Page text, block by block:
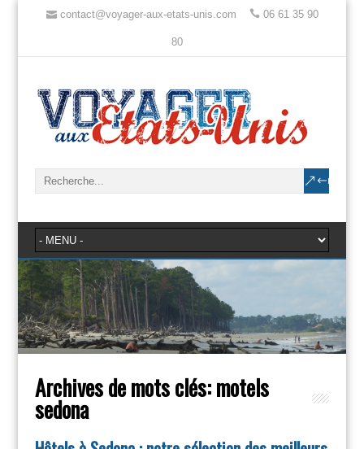
contact@voyager-aux-etats-unis.com 06 61 35 90
80
Archives de mots clés:motels
sedona